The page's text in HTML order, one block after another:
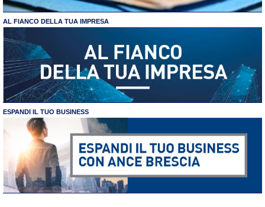
AL FIANCO DELLA TUA IMPRESA
ESPANDI IL TUO BUSINESS